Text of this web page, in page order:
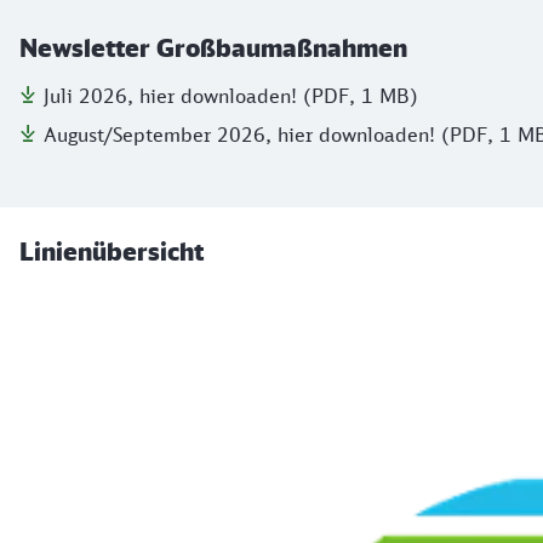
Newsletter Großbaumaßnahmen
Juli 2026, hier downloaden! (PDF, 1 MB)
August/September 2026, hier downloaden! (PDF, 1
Linienübersicht